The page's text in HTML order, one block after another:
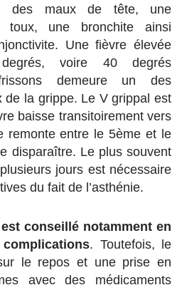
des maux de tête, une
toux, une bronchite ainsi
Une fièvre élevée
voire 40 degrés
demeure un des
de la grippe. Le V grippal est
baisse transitoirement vers
remonte entre le 5ème et le
disparaître. Le plus souvent
jours est nécessaire
du fait de l’asthénie.
est conseillé notamment en
. Toutefois, le
le repos et une prise en
avec des médicaments